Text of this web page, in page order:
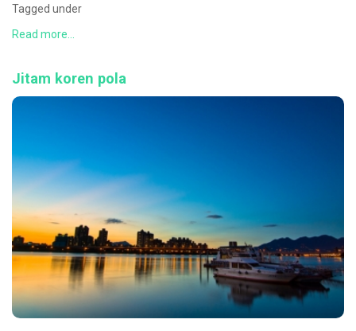
Tagged under
Read more...
Jitam koren pola